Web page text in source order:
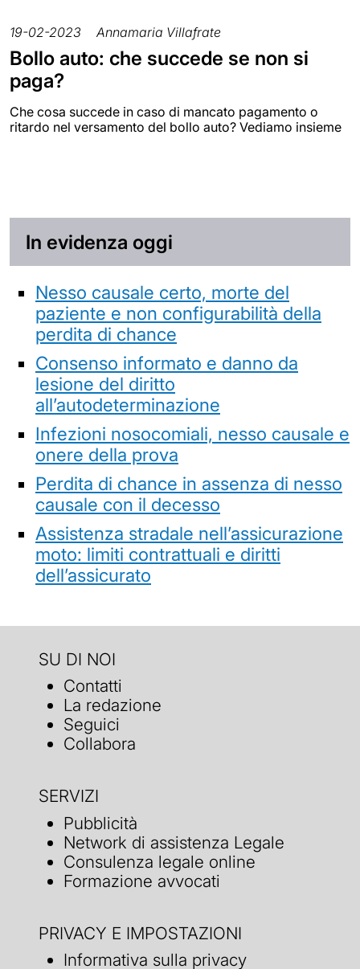
19-02-2023 Annamaria Villafrate
Bollo auto: che succede se non si
paga?
Che cosa succede in caso di mancato pagamento o
ritardo nel versamento del bollo auto? Vediamo insieme
In evidenza oggi
Nesso causale certo, morte del
paziente e non configurabilità della
perdita di chance
Consenso informato e danno da
lesione del diritto
all’autodeterminazione
Infezioni nosocomiali, nesso causale e
onere della prova
Perdita di chance in assenza di nesso
causale con il decesso
Assistenza stradale nell’assicurazione
moto: limiti contrattuali e diritti
dell’assicurato
SU DI NOI
Contatti
La redazione
Seguici
Collabora
SERVIZI
Pubblicità
Network di assistenza Legale
Consulenza legale online
Formazione avvocati
PRIVACY E IMPOSTAZIONI
Informativa sulla privacy